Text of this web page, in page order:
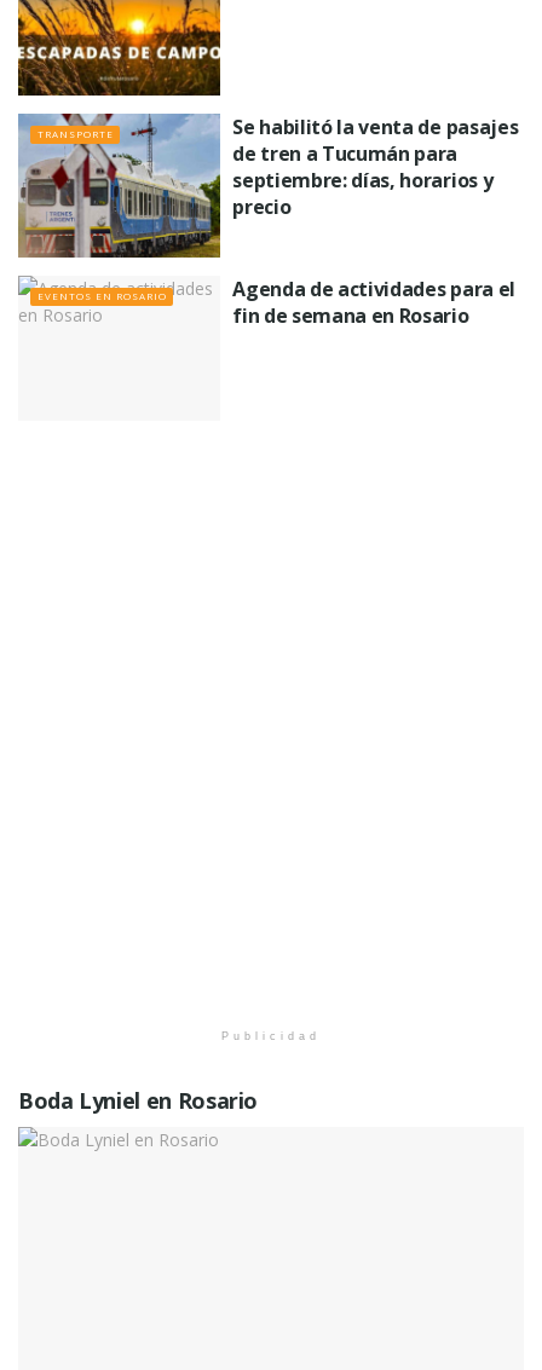
TRANSPORTE
Se habilitó la venta de pasajes
de tren a Tucumán para
septiembre: días, horarios y
precio
EVENTOS EN ROSARIO
Agenda de actividades para el
fin de semana en Rosario
Publicidad
Boda Lyniel en Rosario